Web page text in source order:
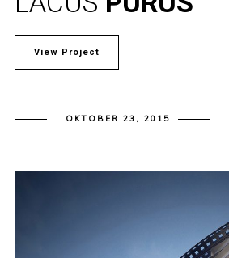
View Project
OKTOBER 23, 2015